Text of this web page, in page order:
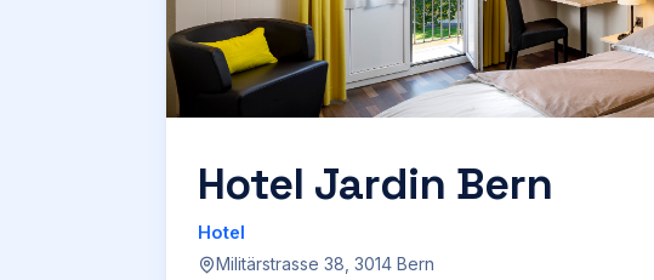
Hotel Jardin Bern
Hotel
Militärstrasse 38, 3014 Bern